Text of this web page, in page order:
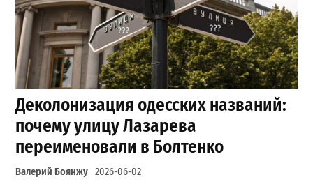
Деколонизация одесских названий:
почему улицу Лазарева
переименовали в Болтенко
Валерий Боянжу 2026-06-02